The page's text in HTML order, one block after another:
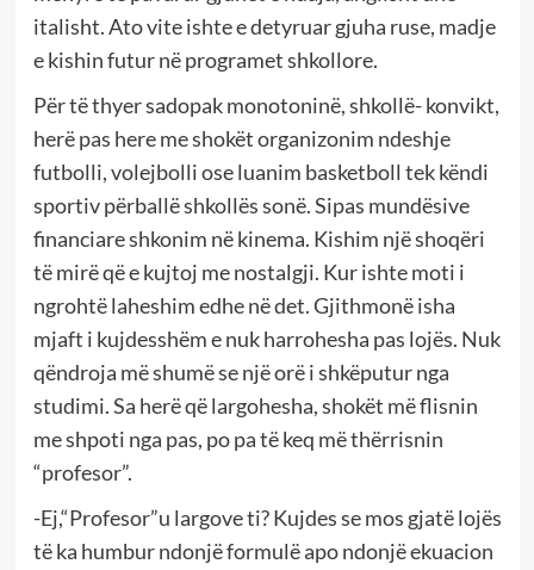
italisht. Ato vite ishte e detyruar gjuha ruse, madje
e kishin futur në programet shkollore.
Për të thyer sadopak monotoninë, shkollë- konvikt,
herë pas here me shokët organizonim ndeshje
futbolli, volejbolli ose luanim basketboll tek këndi
sportiv përballë shkollës sonë. Sipas mundësive
financiare shkonim në kinema. Kishim një shoqëri
të mirë që e kujtoj me nostalgji. Kur ishte moti i
ngrohtë laheshim edhe në det. Gjithmonë isha
mjaft i kujdesshëm e nuk harrohesha pas lojës. Nuk
qëndroja më shumë se një orë i shkëputur nga
studimi. Sa herë që largohesha, shokët më flisnin
me shpoti nga pas, po pa të keq më thërrisnin
“profesor”.
-Ej,“Profesor”u largove ti? Kujdes se mos gjatë lojës
të ka humbur ndonjë formulë apo ndonjë ekuacion